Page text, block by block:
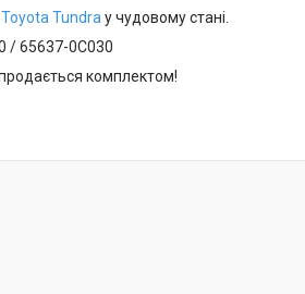
Toyota Tundra у чудовому стані.
/ 65637-0C030
комплектом!